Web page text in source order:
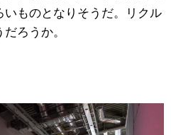
ものとなりそうだ。リクル
ろうか。